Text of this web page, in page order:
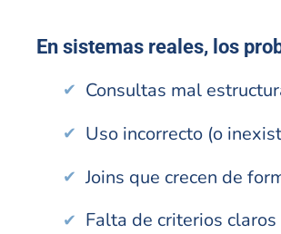
En sistemas reales, los
Consultas mal
Uso incorrecto (o
Joins que crecen de
Falta de criterios